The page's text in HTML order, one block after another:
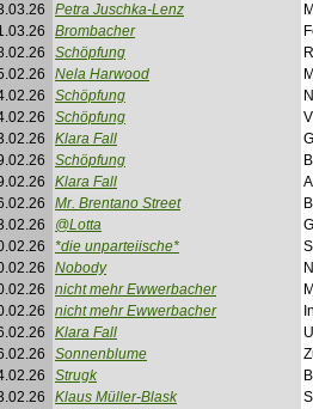
Petra Juschka-Lenz
Brombacher
Schöpfung
Nela Harwood
Schöpfung
Schöpfung
Klara Fall
Schöpfung
Klara Fall
Mr. Brentano Street
@Lotta
*die unparteiische*
Nobody
nicht mehr Ewwerbacher
nicht mehr Ewwerbacher
Klara Fall
Sonnenblume
Strugk
Klaus Müller-Blask